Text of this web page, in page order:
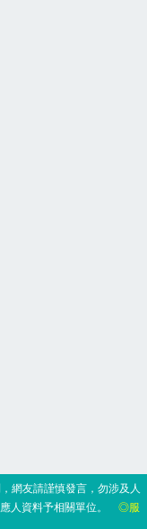
網友請謹慎發言，勿涉及人
人資料予相關單位。 ◎服